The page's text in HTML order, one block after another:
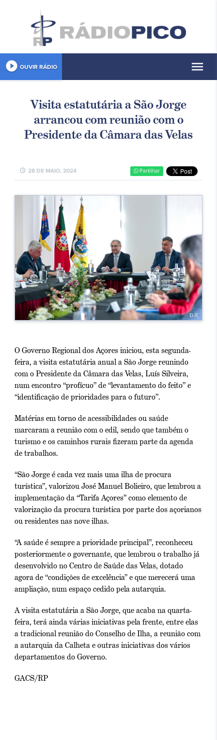
play_circle_filled OUVIR RÁDIO menu
Visita estatutária a São Jorge
arrancou com reunião com o
Presidente da Câmara das Velas
schedule 28 DE MAIO, 2024 Partilhar
O Governo Regional dos Açores iniciou, esta segunda-
feira, a visita estatutária anual a São Jorge reunindo
com o Presidente da Câmara das Velas, Luís Silveira,
num encontro “profícuo” de “levantamento do feito” e
“identificação de prioridades para o futuro”.
Matérias em torno de acessibilidades ou saúde
marcaram a reunião com o edil, sendo que também o
turismo e os caminhos rurais fizeram parte da agenda
de trabalhos.
“São Jorge é cada vez mais uma ilha de procura
turística”, valorizou José Manuel Bolieiro, que lembrou a
implementação da “Tarifa Açores” como elemento de
valorização da procura turística por parte dos açorianos
ou residentes nas nove ilhas.
“A saúde é sempre a prioridade principal”, reconheceu
posteriormente o governante, que lembrou o trabalho já
desenvolvido no Centro de Saúde das Velas, dotado
agora de “condições de excelência” e que merecerá uma
ampliação, num espaço cedido pela autarquia.
A visita estatutária a São Jorge, que acaba na quarta-
feira, terá ainda várias iniciativas pela frente, entre elas
a tradicional reunião do Conselho de Ilha, a reunião com
a autarquia da Calheta e outras iniciativas dos vários
departamentos do Governo.
GACS/RP